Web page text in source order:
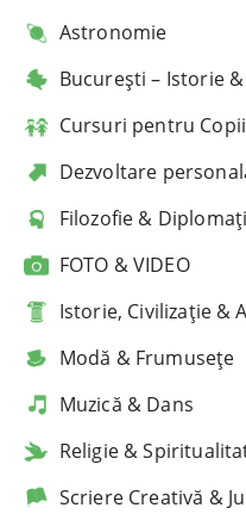
Astronomie
București – Istorie
Cursuri pentru
Dezvoltare
Filozofie &
FOTO & VIDEO
Istorie, Civilizație &
Modă & Frumusețe
Muzică & Dans
Religie &
Scriere Creativă &